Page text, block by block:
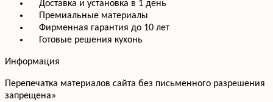
Доставка и установка в 1 день
Премиальные материалы
Фирменная гарантия до 10 лет
Готовые решения кухонь
Информация
Перепечатка материалов сайта без письменного разрешения
запрещена»